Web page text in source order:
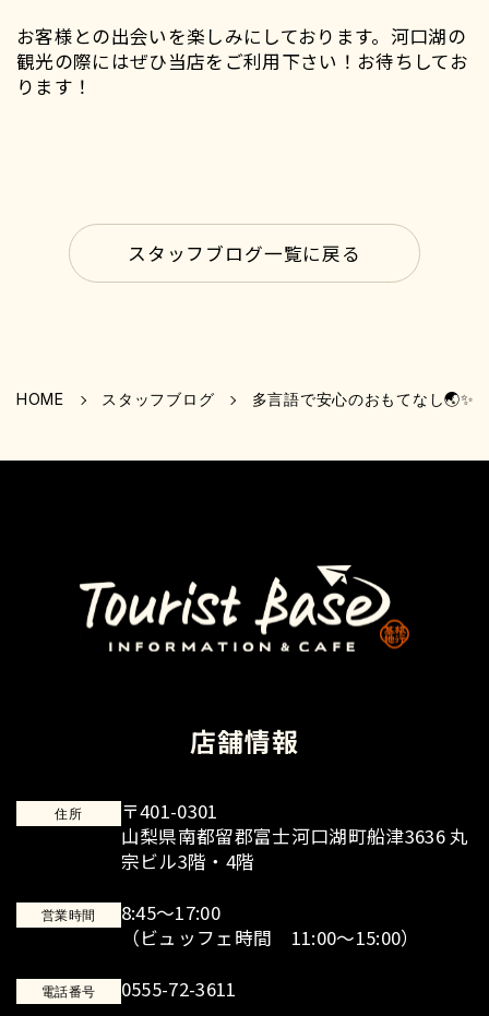
お客様との出会いを楽しみにしております。河口湖の
観光の際にはぜひ当店をご利用下さい！お待ちしてお
ります！
スタッフブログ一覧に戻る
HOME スタッフブログ 多言語で安心のおもてなし🌏✨
店舗情報
住所
〒401-0301
山梨県南都留郡富士河口湖町船津3636 丸
宗ビル3階・4階
営業時間
8:45～17:00
（ビュッフェ時間 11:00～15:00）
電話番号 0555-72-3611